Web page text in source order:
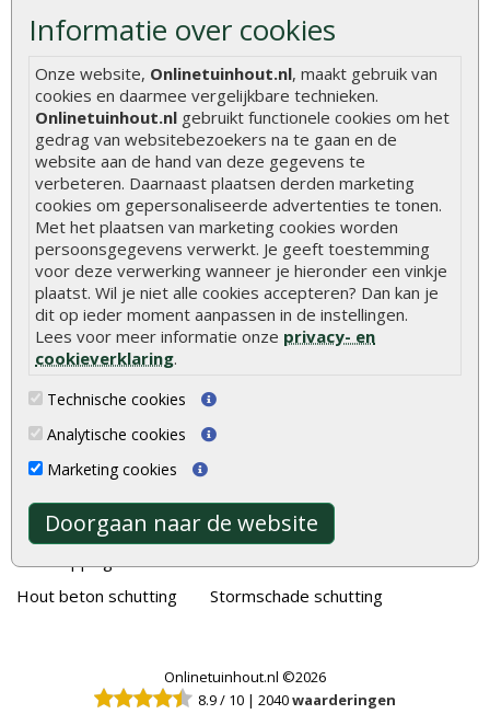
Informatie over cookies
Onze website, Onlinetuinhout.nl, maakt gebruik van
cookies en daarmee vergelijkbare technieken.
Onlinetuinhout.nl gebruikt functionele cookies om het
gedrag van websitebezoekers na te gaan en de
website aan de hand van deze gegevens te
verbeteren. Daarnaast plaatsen derden marketing
cookies om gepersonaliseerde advertenties te tonen.
Met het plaatsen van marketing cookies worden
persoonsgegevens verwerkt. Je geeft toestemming
voor deze verwerking wanneer je hieronder een vinkje
plaatst. Wil je niet alle cookies accepteren? Dan kan je
dit op ieder moment aanpassen in de instellingen.
Lees voor meer informatie onze privacy- en
cookieverklaring.
Technische cookies
Analytische cookies
Marketing cookies
Doorgaan naar de website
Hoe betonpaal plaatsen
Hoe schutting plaatsen
De 9 beste tuinschermen van Onlinetuinhout.nl
Stijlvolle houtsoorten voor in de tuin
Duurzame tuin
Welke palen voor een schapenhek
Alle populaire categorieën
Tuinhout
Schutting
Vlonderplanken
Tuinpalen
Tuinhekken
Blokhutten
Overkappingen
Hout beton schutting
Tuindeuren
Tuinschermen
Aanbiedingen
Merken
Stormschade schutting
Onlinetuinhout.nl ©2026
8.9/ 10 | 2040waarderingen